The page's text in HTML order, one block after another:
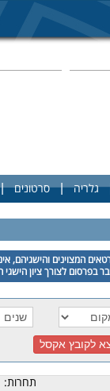
גלריה | סרטונים |
המצוינים והישגיהם,
לצורך ציון הישגי
תחרות: